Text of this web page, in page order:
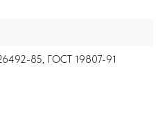
85, ГОСТ 19807-91